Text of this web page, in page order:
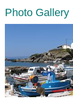
Photo Gallery